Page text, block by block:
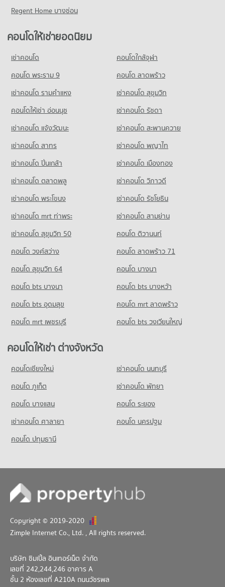
คอนโดให้เช่า วิทยาลัยเสนาธิการทหาร
มีคอนโดให้เช่า 55,513 ประกาศ
ขายคอนโด วิทยาลัยเสนาธิการทหาร
มีคอนโดขาย 20,366 ประกาศ
คอนโด รร.สิงคโปร์ อินเตอเนชั่นแนล กรุงเทพฯ (เอสไอเอสบี)
คอนโดให้เช่า รร.สิงคโปร์ อินเตอเนชั่นแนล กรุงเทพฯ (เอสไอเอสบี)
มีคอนโดให้เช่า 4,770 ประกาศ
ขายคอนโด รร.สิงคโปร์ อินเตอเนชั่นแนล กรุงเทพฯ (เอสไอเอสบี)
มีคอนโดขาย 2,565 ประกาศ
228 โครงการ
คอนโดให้เช่า รร.วิจิตรวิทยา
ขายคอนโด รร.วิจิตรวิทยา
มีคอนโดขาย 4,502 ประกาศ
คอนโด รร.ไทยคริสเตียน
892 โครงการ
คอนโดให้เช่า รร.ไทยคริสเตียน
มีคอนโดให้เช่า 59,976 ประกาศ
ขายคอนโด รร.ไทยคริสเตียน
คอนโด รร.สาธิตม.รามคำแหง
คอนโดให้เช่า รร.สาธิตม.รามคำแหง
มีคอนโดให้เช่า 4,881 ประกาศ
ขายคอนโด รร.สาธิตม.รามคำแหง
คอนโด รร.สมาคมไทย-ญี่ปุ่น
คอนโดให้เช่า รร.สมาคมไทย-ญี่ปุ่น
มีคอนโดให้เช่า 18,238 ประกาศ
คอนโด เดอะ มอลล์ 2 รามคำแหง
คอนโดให้เช่า เดอะ มอลล์ 2 รามคำแหง
มีคอนโดให้เช่า 6,118 ประกาศ
มีคอนโดขาย 2,643 ประกาศ
คอนโด บิ๊กซี เอ็กซ์ตร้า รัชดาภิเษก
837 โครงการ
คอนโดให้เช่า บิ๊กซี เอ็กซ์ตร้า รัชดาภิเษก
มีคอนโดให้เช่า 46,910 ประกาศ
ขายคอนโด บิ๊กซี เอ็กซ์ตร้า รัชดาภิเษก
มีคอนโดขาย 17,445 ประกาศ
คอนโด บิ๊กซี หัวหมาก
คอนโดให้เช่า บิ๊กซี หัวหมาก
มีคอนโดให้เช่า 4,510 ประกาศ
ขายคอนโด บิ๊กซี หัวหมาก
มีคอนโดขาย 2,203 ประกาศ
คอนโด โฮมโปร พระราม 9
607 โครงการ
คอนโดให้เช่า โฮมโปร พระราม 9
ขายคอนโด โฮมโปร พระราม 9
มีคอนโดขาย 8,612 ประกาศ
คอนโด ฟู๊ดแลนด์ หัวหมาก
168 โครงการ
คอนโดให้เช่า ฟู๊ดแลนด์ หัวหมาก
ขายคอนโด ฟู๊ดแลนด์ หัวหมาก
มีคอนโดขาย 1,974 ประกาศ
ขายคอนโด ถนนจตุรทิศ
มีคอนโดขาย 514 ประกาศ
คอนโด ถนนเพชรบุรี กรุงเทพฯ
คอนโดให้เช่า ถนนเพชรบุรี กรุงเทพฯ
มีคอนโดให้เช่า 45,386 ประกาศ
ขายคอนโด ถนนเพชรบุรี กรุงเทพฯ
มีคอนโดขาย 15,982 ประกาศ
คอนโด ถนนเพชรบุรี (ตัดใหม่) กรุงเทพฯ
414 โครงการ
คอนโดให้เช่า ถนนเพชรบุรี (ตัดใหม่) กรุงเทพฯ
ขายคอนโด ถนนเพชรบุรี (ตัดใหม่) กรุงเทพฯ
มีคอนโดขาย 11,335 ประกาศ
คอนโด เอสพลานาด รัชดาภิเษก
396 โครงการ
คอนโดให้เช่า เอสพลานาด รัชดาภิเษก
มีคอนโดให้เช่า 27,054 ประกาศ
ขายคอนโด เอสพลานาด รัชดาภิเษก
คอนโด โกลเด้น เพลส พระราม 9
คอนโดให้เช่า โกลเด้น เพลส พระราม 9
มีคอนโดให้เช่า 8,291 ประกาศ
มีคอนโดขาย 3,839 ประกาศ
คอนโด ศูนย์วัฒนธรรมแห่งประเทศไทย
คอนโดให้เช่า ศูนย์วัฒนธรรมแห่งประเทศไทย
มีคอนโดให้เช่า 19,544 ประกาศ
ขายคอนโด ศูนย์วัฒนธรรมแห่งประเทศไทย
มีคอนโดขาย 6,864 ประกาศ
คอนโด กรมส่งเสริมวัฒธรรม
มีคอนโดให้เช่า 19,506 ประกาศ
ขายคอนโด กรมส่งเสริมวัฒธรรม
มีคอนโดขาย 6,813 ประกาศ
คอนโดให้เช่า รพ.กรุงเทพ
มีคอนโดให้เช่า 47,283 ประกาศ
ขายคอนโด รพ.กรุงเทพ
มีคอนโดขาย 17,216 ประกาศ
คอนโด รพ.ปิยะเวท
558 โครงการ
คอนโดให้เช่า รพ.ปิยะเวท
มีคอนโดให้เช่า 41,442 ประกาศ
ขายคอนโด รพ.ปิยะเวท
มีคอนโดขาย 14,882 ประกาศ
Regent Home บางซ่อน
คอนโดให้เช่ายอดนิยม
เช่าคอนโด
คอนโดใกล้จุฬา
คอนโด พระราม 9
คอนโด ลาดพร้าว
เช่าคอนโด รามคําแหง
เช่าคอนโด สุขุมวิท
คอนโดให้เช่า อ่อนนุช
เช่าคอนโด รัชดา
เช่าคอนโด แจ้งวัฒนะ
เช่าคอนโด สะพานควาย
เช่าคอนโด สาทร
เช่าคอนโด พญาไท
เช่าคอนโด ปิ่นเกล้า
เช่าคอนโด เมืองทอง
เช่าคอนโด ตลาดพลู
เช่าคอนโด วิภาวดี
เช่าคอนโด พระโขนง
เช่าคอนโด รัชโยธิน
เช่าคอนโด mrt ท่าพระ
เช่าคอนโด สามย่าน
เช่าคอนโด สุขุมวิท 50
คอนโด ติวานนท์
คอนโด วงศ์สว่าง
คอนโด ลาดพร้าว 71
คอนโด สุขุมวิท 64
คอนโด บางนา
คอนโด bts บางนา
คอนโด bts บางหว้า
คอนโด bts อุดมสุข
คอนโด mrt ลาดพร้าว
คอนโด mrt เพชรบุรี
คอนโด bts วงเวียนใหญ่
คอนโดให้เช่า ต่างจังหวัด
คอนโดเชียงใหม่
เช่าคอนโด นนทบุรี
คอนโด ภูเก็ต
เช่าคอนโด พัทยา
คอนโด บางแสน
คอนโด ระยอง
เช่าคอนโด ศาลายา
คอนโด นครปฐม
คอนโด ปทุมธานี
Copyright © 2019-2020
Zimple Internet Co., Ltd. , All rights reserved.
บริษัท ซิมเปิ้ล อินเทอร์เน็ต จำกัด
เลขที่ 242,244,246 อาคาร A
ชั้น 2 ห้องเลขที่ A210A ถนนวัชรพล